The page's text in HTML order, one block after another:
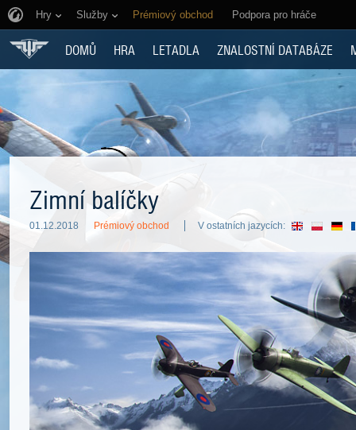
Hry Služby Prémiový obchod Podpora pro hráče
DOMŮ HRA LETADLA ZNALOSTNÍ DATABÁZE
Zimní balíčky
01.12.2018 Prémiový obchod V ostatních jazycích: